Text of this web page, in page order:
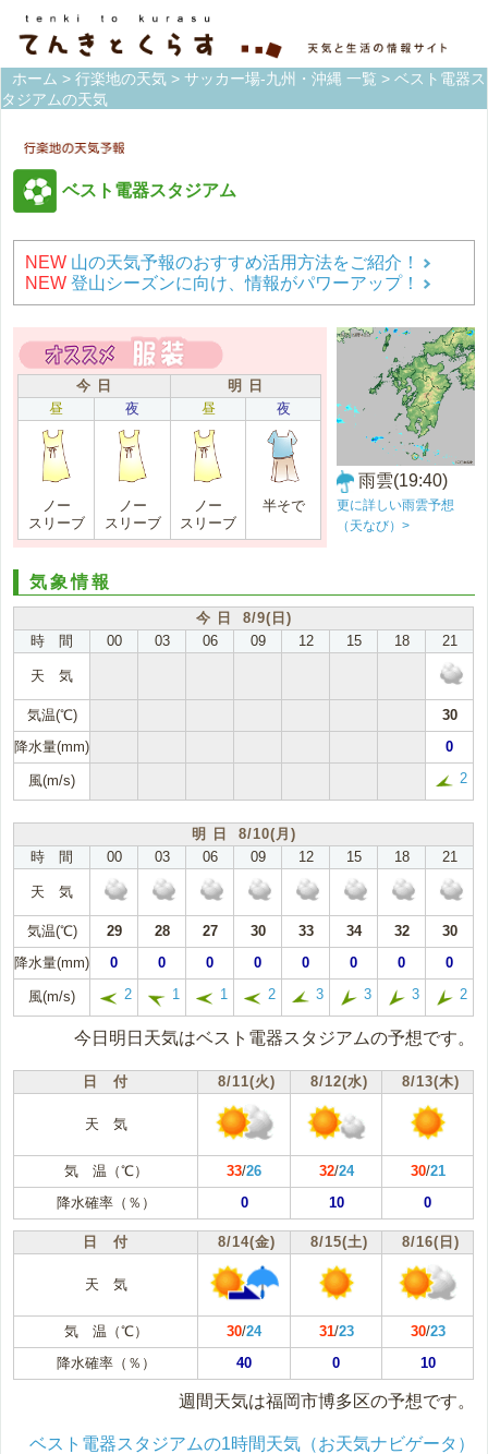
ホーム > 行楽地の天気 > サッカー場-九州・沖縄 一覧 > ベスト電器ス
タジアムの天気
ベスト電器スタジアム
NEW 山の天気予報のおすすめ活用方法をご紹介！
NEW 登山シーズンに向け、情報がパワーアップ！
今 日
明 日
昼
夜 昼 夜
ノー
スリーブ
ノー
スリーブ
ノー
スリーブ
半そで
雨雲(19:40)
更に詳しい雨雲予想
（天なび）>
気象情報
今 日 8/9(日)
時 間
00 03 06 09 12 15 18 21
天 気
気温(℃)
30
降水量(mm)
0
風(m/s) 2
明 日 8/10(月)
時 間
00 03 06 09 12 15 18 21
天 気
気温(℃) 29 28 27 30 33 34 32
30
降水量(mm)
0 0 0 0 0 0 0 0
風(m/s) 2 1 1 2 3 3 3 2
今日明日天気はベスト電器スタジアムの予想です。
日 付 8/11(火) 8/12(水) 8/13(木)
天 気
気 温（℃） 33/26 32/24 30/21
降水確率（％）
0 10 0
日 付 8/14(金) 8/15(土) 8/16(日)
天 気
気 温（℃） 30/24 31/23 30/23
降水確率（％）
40 0 10
週間天気は福岡市博多区の予想です。
ベスト電器スタジアムの1時間天気（お天気ナビゲータ）